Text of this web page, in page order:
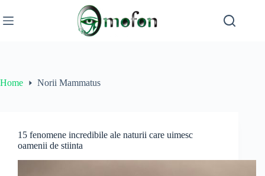
to
content
Home Norii Mammatus
15 fenomene incredibile ale naturii care uimesc
oamenii de stiinta